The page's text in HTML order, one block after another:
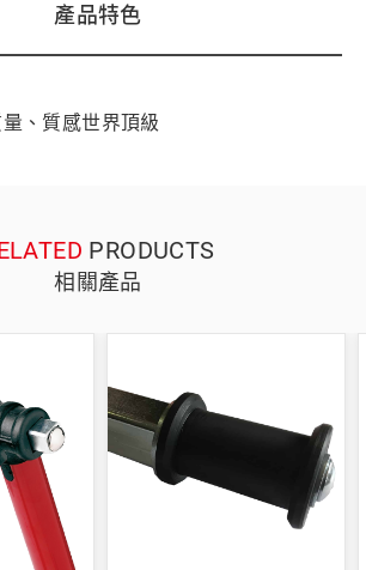
產品特色
、質感世界頂級
PRODUCTS
相關產品